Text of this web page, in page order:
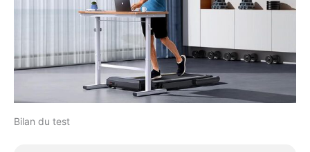
de la place.
Bilan du test